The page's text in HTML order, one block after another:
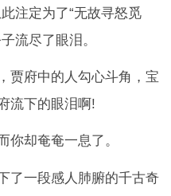
注定为了“无故寻怒觅
流尽了眼泪。
贾府中的人勾心斗角，宝
流下的眼泪啊!
你却奄奄一息了。
了一段感人肺腑的千古奇